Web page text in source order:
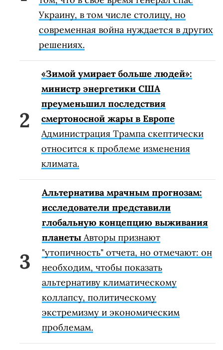
Украину, в том числе столицу, но
современная война нуждается в других
решениях.
«Зимой умирает больше людей»:
министр энергетики США
преуменьшил последствия
смертоносной жары в Европе
Администрация Трампа скептически
относится к проблеме изменения
климата.
Альтернатива мрачным прогнозам:
исследователи представили
глобальную концепцию выживания
планеты Авторы признают
"утопичность" отчета, но отмечают: он
необходим, чтобы показать
альтернативу климатическому
коллапсу, политическому
экстремизму и экономическим
проблемам.